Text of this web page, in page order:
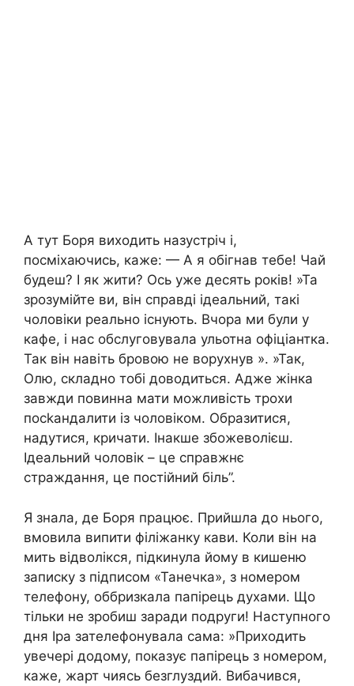
А тут Боря виходить назустріч і,
посміхаючись, каже: — А я обігнав тебе! Чай
будеш? І як жити? Ось уже десять років! »Та
зрозумійте ви, він справді ідеальний, такі
чоловіки реально існують. Вчора ми були у
кафе, і нас обслуговувала ульотна офіціантка.
Так він навіть бровою не ворухнув ». »Так,
Олю, складно тобі доводиться. Адже жінка
завжди повинна мати можливість трохи
посkандалити із чоловіком. Образитися,
надутися, кричати. Інакше збожеволієш.
Ідеальний чоловік – це справжнє
страждання, це постійний біль”.
Я знала, де Боря працює. Прийшла до нього,
вмовила випити філіжанку кави. Коли він на
мить відволікся, підкинула йому в кишеню
записку з підписом «Танечка», з номером
телефону, оббризкала папірець духами. Що
тільки не зробиш заради подруги! Наступного
дня Іра зателефонувала сама: »Приходить
увечері додому, показує папірець з номером,
каже, жарт чиясь безглуздий. Вибачився,